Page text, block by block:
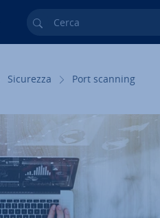
Cerca
Sicurezza Port scanning